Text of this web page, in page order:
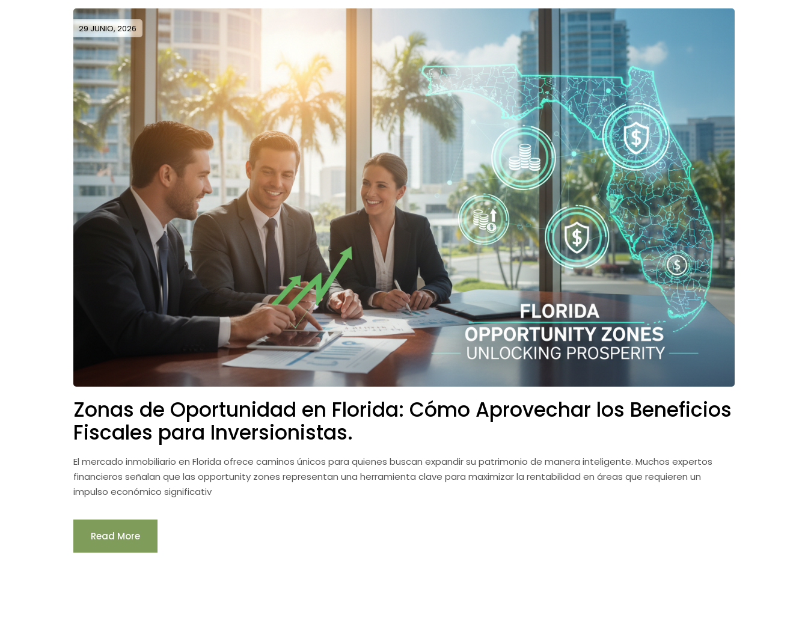
29 JUNIO, 2026
Zonas de Oportunidad en Florida: Cómo Aprovechar los Beneficios
Fiscales para Inversionistas.
El mercado inmobiliario en Florida ofrece caminos únicos para quienes buscan expandir su patrimonio de manera inteligente. Muchos expertos
financieros señalan que las opportunity zones representan una herramienta clave para maximizar la rentabilidad en áreas que requieren un
impulso económico significativ
Read More